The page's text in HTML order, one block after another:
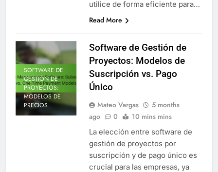
utilice de forma eficiente para…
Read More
SOFTWARE DE
GESTIÓN DE
PROYECTOS:
MODELOS DE
PRECIOS
Software de Gestión de
Proyectos: Modelos de
Suscripción vs. Pago
Único
Mateo Vargas
5 months
ago
0 10 mins mins
La elección entre software de
gestión de proyectos por
suscripción y de pago único es
crucial para las empresas, ya